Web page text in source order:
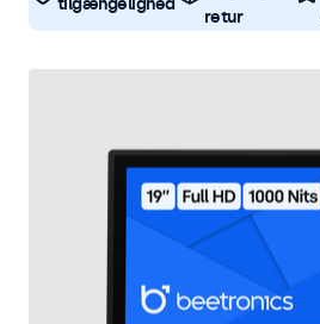
tilgængelighed
retur